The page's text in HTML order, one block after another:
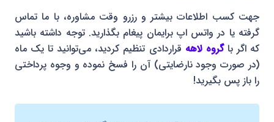
جهت کسب اطلاعات بیشتر و رزرو وقت مشاوره، با ما تماس
گرفته یا در واتس اپ برایمان پیغام بگذارید. توجه داشته باشید
که اگر باگروه لاهه قراردادی تنظیم کردید، می‌توانید تا یک ماه
(در صورت وجود نارضایتی) آن را فسخ نموده و وجوه پرداختی
را باز پس بگیرید!